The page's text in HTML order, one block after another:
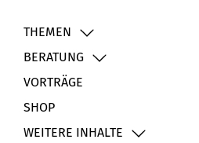
THEMEN
BERATUNG
VORTRÄGE
SHOP
WEITERE INHALTE